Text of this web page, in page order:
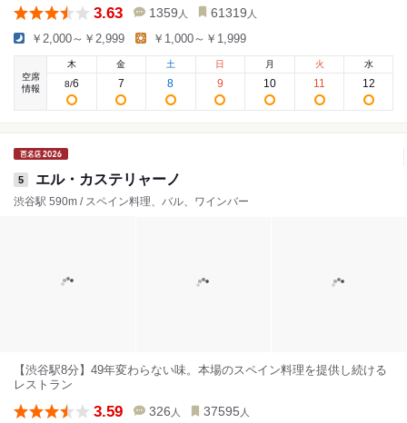
3.63 1359 人 61319 人
￥2,000～￥2,999 ￥1,000～￥1,999
空席
情報
木
8/6
金
7
土
8
日
9
月
10
火
11
水
12
5 エル・カステリャーノ
渋谷駅 590m / スペイン料理、バル、ワインバー
【渋谷駅8分】49年変わらない味。本場のスペイン料理を提供し続ける
レストラン
3.59 326 人 37595 人